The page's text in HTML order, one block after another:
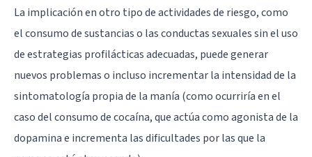
La implicación en otro tipo de actividades de riesgo, como
el consumo de sustancias o las conductas sexuales sin el uso
de estrategias profilácticas adecuadas, puede generar
nuevos problemas o incluso incrementar la intensidad de la
sintomatología propia de la manía (como ocurriría en el
caso del consumo de cocaína, que actúa como agonista de la
dopamina e incrementa las dificultades por las que la